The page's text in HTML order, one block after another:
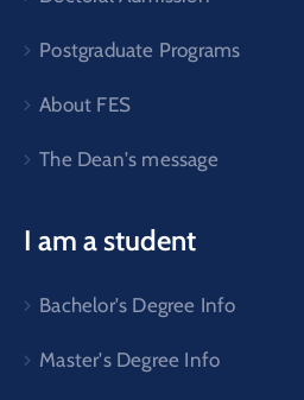
Postgraduate Programs
About FES
The Dean's message
I am a student
Bachelor's Degree Info
Master's Degree Info